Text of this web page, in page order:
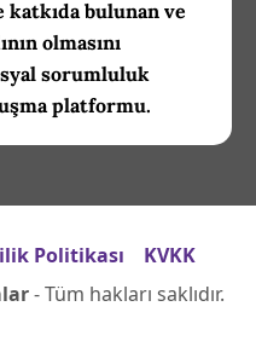
bulunan ve
olmasını
sorumluluk
platformu.
Politikası
KVKK
- Tüm hakları saklıdır.